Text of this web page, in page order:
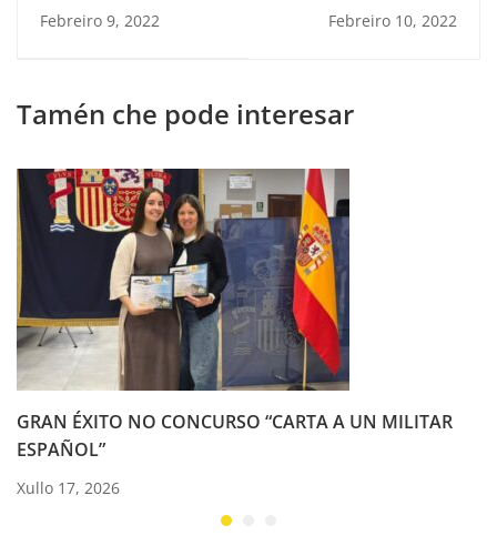
Febreiro 9, 2022 Febreiro 10, 2022
Tamén che pode interesar
GRAN ÉXITO NO CONCURSO “CARTA A UN MILITAR
ESPAÑOL”
Xullo 17, 2026